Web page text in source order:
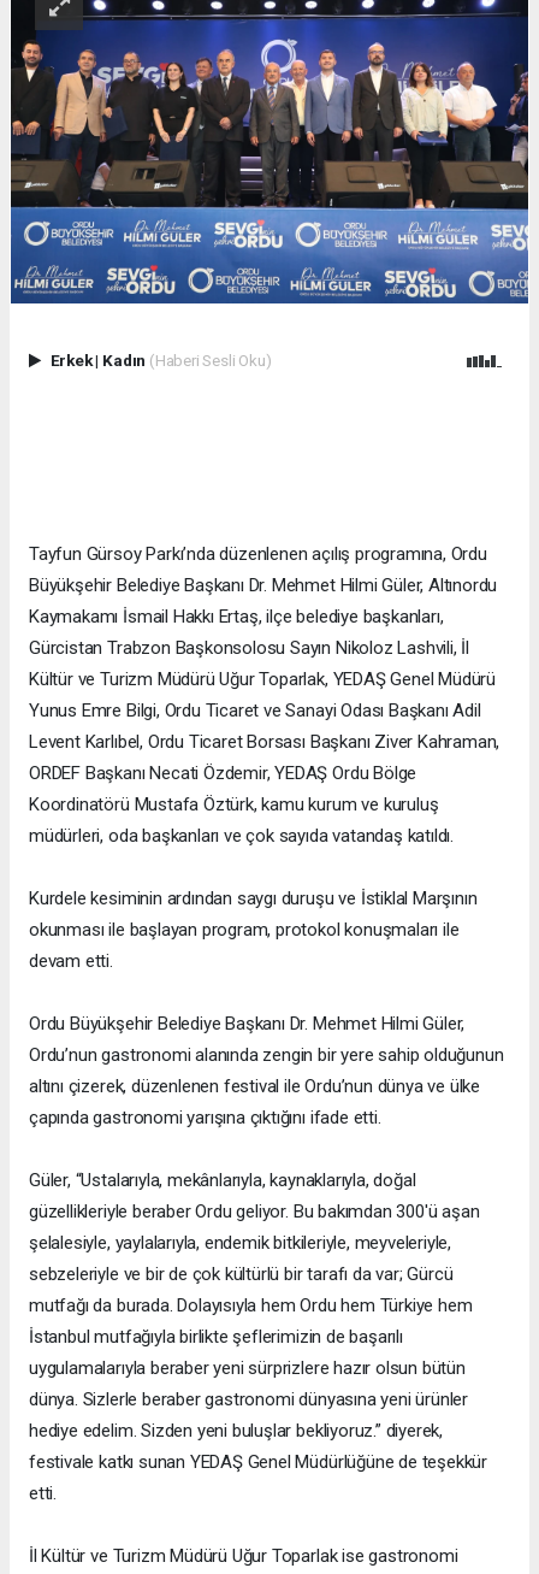
Erkek| Kadın (Haberi Sesli Oku)
Tayfun Gürsoy Parkı’nda düzenlenen açılış programına, Ordu
Büyükşehir Belediye Başkanı Dr. Mehmet Hilmi Güler, Altınordu
Kaymakamı İsmail Hakkı Ertaş, ilçe belediye başkanları,
Gürcistan Trabzon Başkonsolosu Sayın Nikoloz Lashvili, İl
Kültür ve Turizm Müdürü Uğur Toparlak, YEDAŞ Genel Müdürü
Yunus Emre Bilgi, Ordu Ticaret ve Sanayi Odası Başkanı Adil
Levent Karlıbel, Ordu Ticaret Borsası Başkanı Ziver Kahraman,
ORDEF Başkanı Necati Özdemir, YEDAŞ Ordu Bölge
Koordinatörü Mustafa Öztürk, kamu kurum ve kuruluş
müdürleri, oda başkanları ve çok sayıda vatandaş katıldı.
Kurdele kesiminin ardından saygı duruşu ve İstiklal Marşının
okunması ile başlayan program, protokol konuşmaları ile
devam etti.
Ordu Büyükşehir Belediye Başkanı Dr. Mehmet Hilmi Güler,
Ordu’nun gastronomi alanında zengin bir yere sahip olduğunun
altını çizerek, düzenlenen festival ile Ordu’nun dünya ve ülke
çapında gastronomi yarışına çıktığını ifade etti.
Güler, “Ustalarıyla, mekânlarıyla, kaynaklarıyla, doğal
güzellikleriyle beraber Ordu geliyor. Bu bakımdan 300'ü aşan
şelalesiyle, yaylalarıyla, endemik bitkileriyle, meyveleriyle,
sebzeleriyle ve bir de çok kültürlü bir tarafı da var; Gürcü
mutfağı da burada. Dolayısıyla hem Ordu hem Türkiye hem
İstanbul mutfağıyla birlikte şeflerimizin de başarılı
uygulamalarıyla beraber yeni sürprizlere hazır olsun bütün
dünya. Sizlerle beraber gastronomi dünyasına yeni ürünler
hediye edelim. Sizden yeni buluşlar bekliyoruz.” diyerek,
festivale katkı sunan YEDAŞ Genel Müdürlüğüne de teşekkür
etti.
İl Kültür ve Turizm Müdürü Uğur Toparlak ise gastronomi